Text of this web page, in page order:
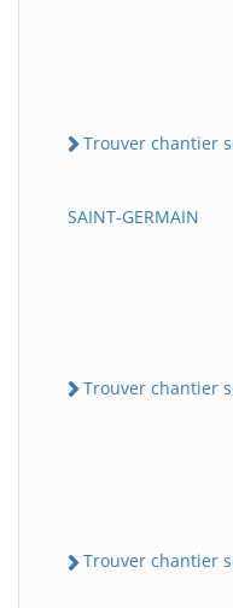
Trouver chantier
SAINT-GERMAIN
Trouver chantier
Trouver chantier